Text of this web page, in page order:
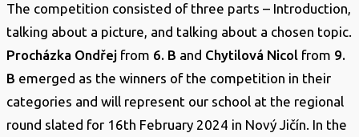
The competition consisted of three parts – Introduction,
talking about a picture, and talking about a chosen topic.
Procházka Ondřej from 6. B and Chytilová Nicol from 9.
B emerged as the winners of the competition in their
categories and will represent our school at the regional
round slated for 16th February 2024 in Nový Jičín. In the